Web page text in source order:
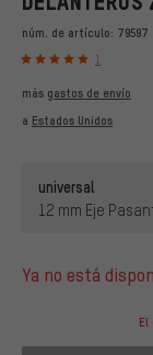
núm. de artículo: 79597
1
más gastos de envío
a Estados Unidos
universal
12 mm Eje
ya no está
El